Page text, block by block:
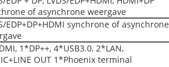
of asynchrone weergave
EDP+DP+HDMI synchrone of asynchrone
1*DP++, 4*USB3.0, 2*LAN,
OUT 1*Phoenix terminal